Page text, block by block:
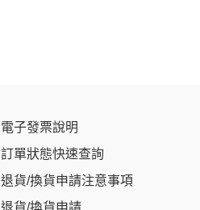
電子發票說明
訂單狀態快速查詢
退貨/換貨申請注意事項
退貨/換貨申請